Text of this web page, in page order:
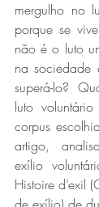
mergulho no
porque se
não é o luto
na sociedade
superá-lo?
luto
corpus
artigo,
exílio
Histoire d’exil